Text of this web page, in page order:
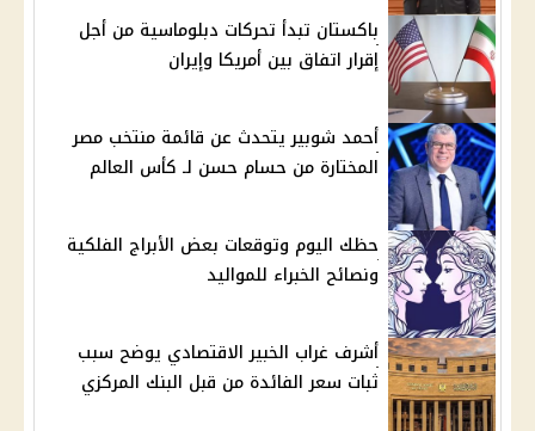
باكستان تبدأ تحركات دبلوماسية من أجل
إقرار اتفاق بين أمريكا وإيران
أحمد شوبير يتحدث عن قائمة منتخب مصر
المختارة من حسام حسن لـ كأس العالم
حظك اليوم وتوقعات بعض الأبراج الفلكية
ونصائح الخبراء للمواليد
أشرف غراب الخبير الاقتصادي يوضح سبب
ثبات سعر الفائدة من قبل البنك المركزي